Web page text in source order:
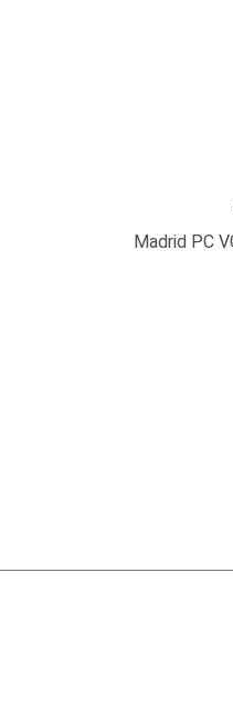
Madrid PC